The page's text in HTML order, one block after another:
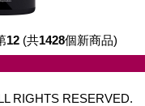
12 (共1428個新商品)
RIGHTS RESERVED.